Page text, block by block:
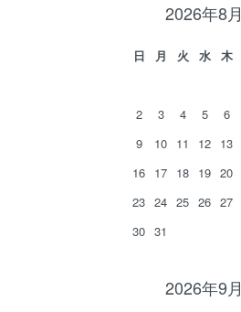
2026年8月
日 月 火 水 木
2
3 4 5 6
9
10 11 12 13
16 17 18 19 20
23 24 25 26 27
30 31
2026年9月